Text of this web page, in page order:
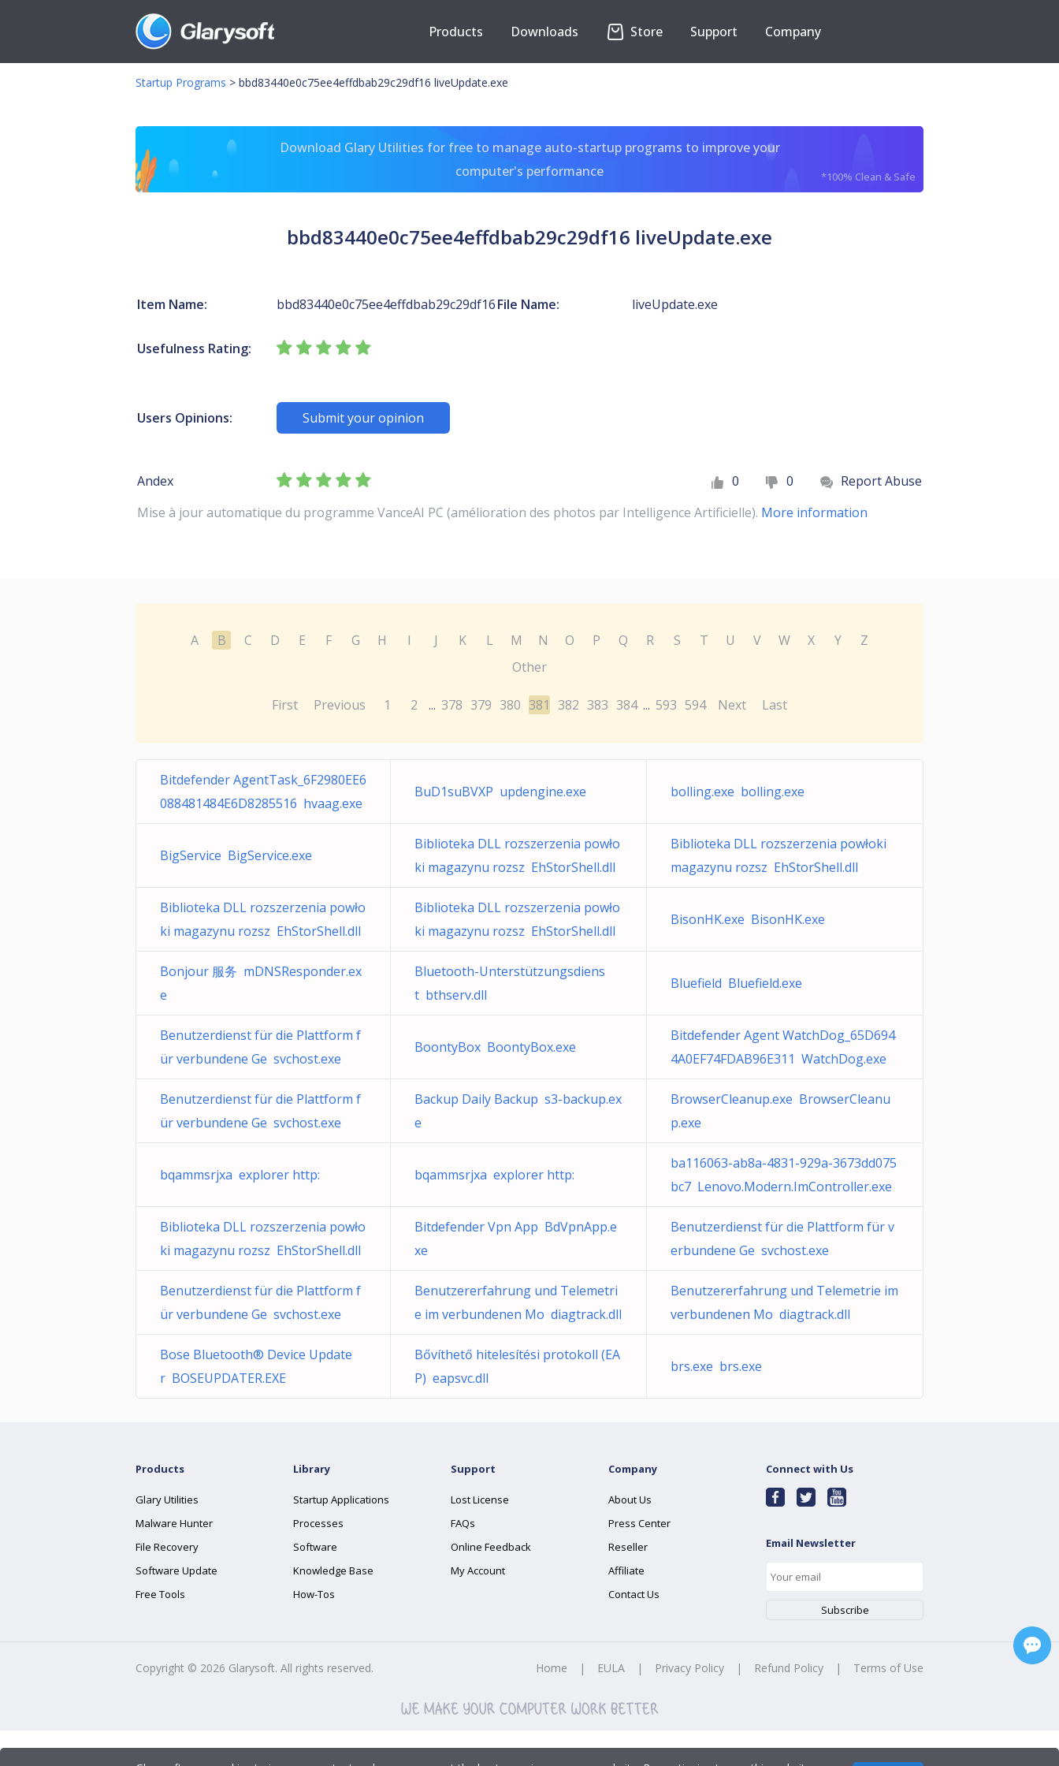
Products Downloads Store Support Company
Startup Programs > bbd83440e0c75ee4effdbab29c29df16 liveUpdate.exe
Download Glary Utilities for free to manage auto-startup programs to improve your
computer's performance
*100% Clean & Safe
bbd83440e0c75ee4effdbab29c29df16 liveUpdate.exe
Item Name: bbd83440e0c75ee4effdbab29c29df16File Name: liveUpdate.exe
Usefulness Rating:
Users Opinions: Submit your opinion
Andex 0 0
Report Abuse
Mise à jour automatique du programme VanceAI PC (amélioration des photos par Intelligence Artificielle). More information
A B C D E F G H I J K L M N O P Q R S T U V W X Y
Z
Other
First Previous 1 2 ... 378 379 380 381 382 383 384 ... 593 594 Next Last
Bitdefender AgentTask_6F2980EE6
088481484E6D8285516 hvaag.exe
BuD1suBVXP updengine.exe bolling.exe bolling.exe
BigService BigService.exe
Biblioteka DLL rozszerzenia powło
ki magazynu rozsz EhStorShell.dll
Biblioteka DLL rozszerzenia powłoki
magazynu rozsz EhStorShell.dll
Biblioteka DLL rozszerzenia powło
ki magazynu rozsz EhStorShell.dll
Biblioteka DLL rozszerzenia powło
ki magazynu rozsz EhStorShell.dll
BisonHK.exe BisonHK.exe
Bonjour 服务 mDNSResponder.ex
e
Bluetooth-Unterstützungsdiens
t bthserv.dll
Bluefield Bluefield.exe
Benutzerdienst für die Plattform f
ür verbundene Ge svchost.exe
BoontyBox BoontyBox.exe
Bitdefender Agent WatchDog_65D694
4A0EF74FDAB96E311 WatchDog.exe
Benutzerdienst für die Plattform f
ür verbundene Ge svchost.exe
Backup Daily Backup s3-backup.ex
e
BrowserCleanup.exe BrowserCleanu
p.exe
bqammsrjxa explorer http: bqammsrjxa explorer http:
ba116063-ab8a-4831-929a-3673dd075
bc7 Lenovo.Modern.ImController.exe
Biblioteka DLL rozszerzenia powło
ki magazynu rozsz EhStorShell.dll
Bitdefender Vpn App BdVpnApp.e
xe
Benutzerdienst für die Plattform für v
erbundene Ge svchost.exe
Benutzerdienst für die Plattform f
ür verbundene Ge svchost.exe
Benutzererfahrung und Telemetri
e im verbundenen Mo diagtrack.dll
Benutzererfahrung und Telemetrie im
verbundenen Mo diagtrack.dll
Bose Bluetooth® Device Update
r BOSEUPDATER.EXE
Bővíthető hitelesítési protokoll (EA
P) eapsvc.dll
brs.exe brs.exe
Products
Glary Utilities
Malware Hunter
File Recovery
Software Update
Free Tools
Library
Startup Applications
Processes
Software
Knowledge Base
How-Tos
Support
Lost License
FAQs
Online Feedback
My Account
Company
About Us
Press Center
Reseller
Affiliate
Contact Us
Connect with Us
Email Newsletter
Copyright © 2026 Glarysoft. All rights reserved. Home | EULA | Privacy Policy | Refund Policy | Terms of Use